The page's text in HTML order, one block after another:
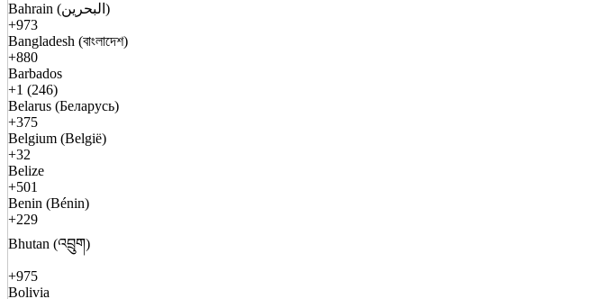
Bahrain (البحرين)
+973
Bangladesh (বাংলাদেশ)
+880
Barbados
+1 (246)
Belarus (Беларусь)
+375
Belgium (België)
+32
Belize
+501
Benin (Bénin)
+229
Bhutan (འབྲུག)
+975
Bolivia